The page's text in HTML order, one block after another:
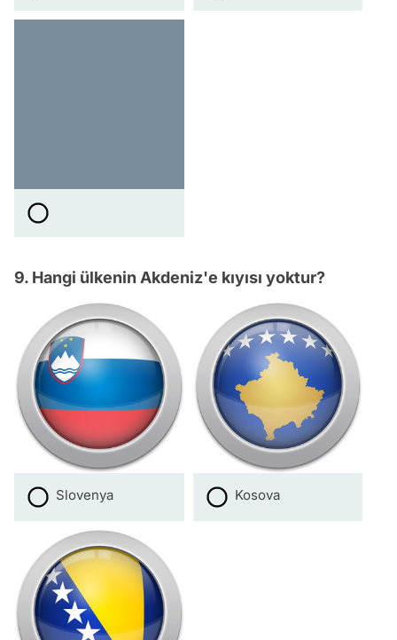
9. Hangi ülkenin Akdeniz'e kıyısı yoktur?
Slovenya Kosova